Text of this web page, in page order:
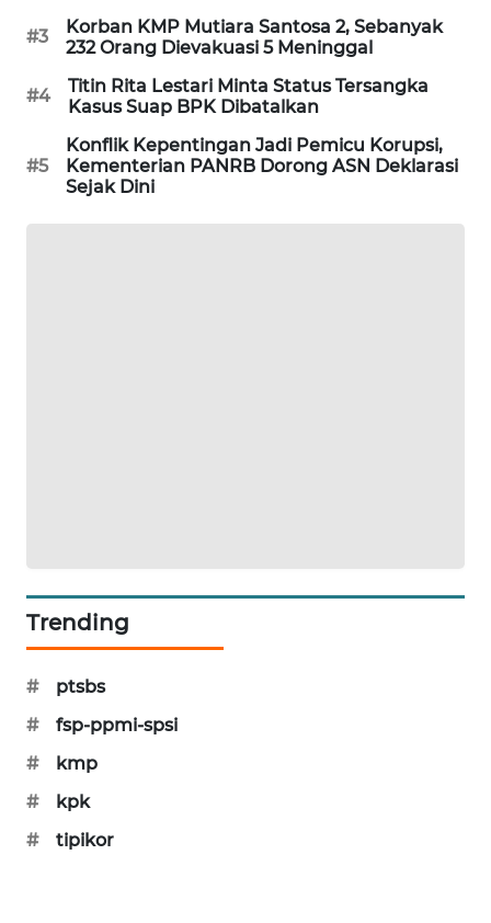
#3
Korban KMP Mutiara Santosa 2, Sebanyak
232 Orang Dievakuasi 5 Meninggal
#4
Titin Rita Lestari Minta Status Tersangka
Kasus Suap BPK Dibatalkan
#5
Konflik Kepentingan Jadi Pemicu Korupsi,
Kementerian PANRB Dorong ASN Deklarasi
Sejak Dini
Trending
#
ptsbs
#
fsp-ppmi-spsi
#
kmp
#
kpk
#
tipikor
FORWAMKI
ALPERKLINAS
FORJASIDA
METRO
NEWS
METRO
JAKARTA
NEWS
KRT